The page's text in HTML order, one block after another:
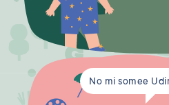
No mi somee